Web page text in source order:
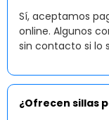
Sí, aceptamos
online. Algunos
sin contacto si lo
¿Ofrecen sillas